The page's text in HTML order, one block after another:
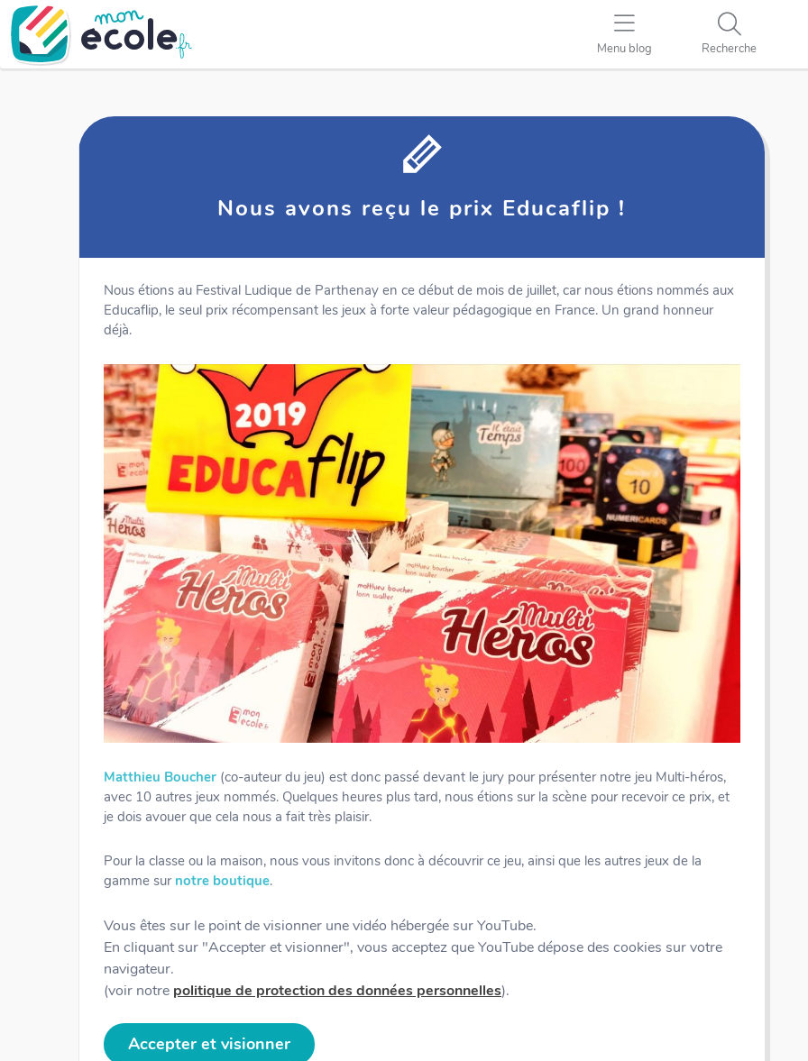
Menu blog Recherche
Nous avons reçu le prix Educaflip !
Nous étions au Festival Ludique de Parthenay en ce début de mois de juillet, car nous étions nommés aux
Educaflip, le seul prix récompensant les jeux à forte valeur pédagogique en France. Un grand honneur
déjà.
Matthieu Boucher (co-auteur du jeu) est donc passé devant le jury pour présenter notre jeu Multi-héros,
avec 10 autres jeux nommés. Quelques heures plus tard, nous étions sur la scène pour recevoir ce prix, et
je dois avouer que cela nous a fait très plaisir.
Pour la classe ou la maison, nous vous invitons donc à découvrir ce jeu, ainsi que les autres jeux de la
gamme sur notre boutique.
Vous êtes sur le point de visionner une vidéo hébergée sur YouTube.
En cliquant sur "Accepter et visionner", vous acceptez que YouTube dépose des cookies sur votre
navigateur.
(voir notre politique de protection des données personnelles).
Accepter et visionner